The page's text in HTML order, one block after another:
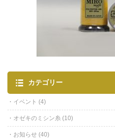
カテゴリー
イベント (4)
オゼキのミシン糸 (10)
お知らせ (40)